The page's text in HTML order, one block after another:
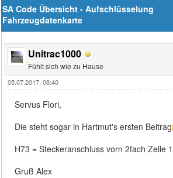
SA Code Übersicht - Aufschlüsselung
Fahrzeugdatenkarte
Unitrac1000
Fühlt sich wie zu Hause
05.07.2017, 08:40
Servus Flori,
Die steht sogar in Hartmut's ersten Beitrag
H73 = Steckeranschluss vorn 2fach Zelle 1
Gruß Alex